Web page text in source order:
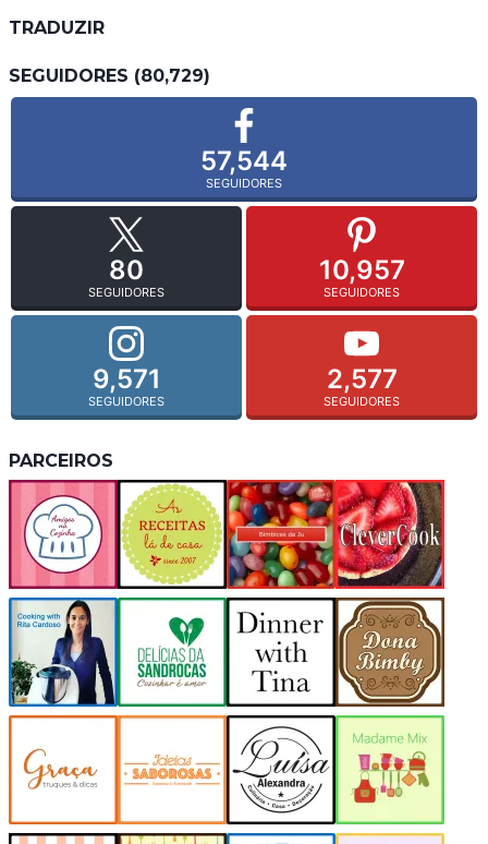
TRADUZIR
SEGUIDORES (80,729)
57,544
SEGUIDORES
80
SEGUIDORES
10,957
SEGUIDORES
9,571
SEGUIDORES
2,577
SEGUIDORES
PARCEIROS